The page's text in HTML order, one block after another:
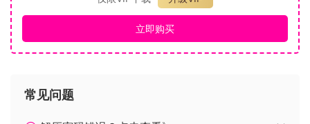
玩家可以从战斗中获得金钱,金钱可以在商店中购买装备,用购买
的装备合成出属性更好的高级装备.也能在技能商店中更换技能.
再好的技能组没有装备的属性支撑也是不行的!某些高级装备甚
至会提供被动技能.当然装备要穿在主角身上才会生效,别忘了哦!
钱升级之前购买的雇佣兵,最多升级到和主角同级.玩家不能操控
立即购买
常见问题